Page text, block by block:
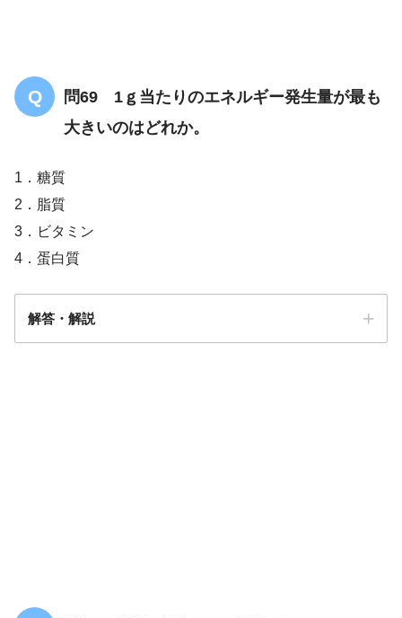
問69 1ｇ当たりのエネルギー発生量が最も
大きいのはどれか。
1．糖質
2．脂質
3．ビタミン
4．蛋白質
解答・解説